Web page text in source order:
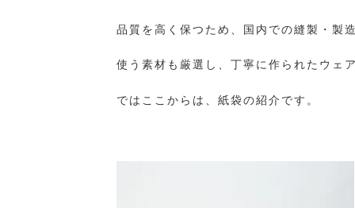
品質を高く保つため、国内での縫製・製
使う素材も厳選し、丁寧に作られたウェ
ではここからは、紙袋の紹介です。